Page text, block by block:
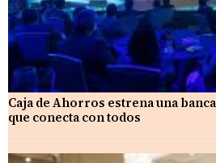
Caja de Ahorros estrena una
que conecta con todos